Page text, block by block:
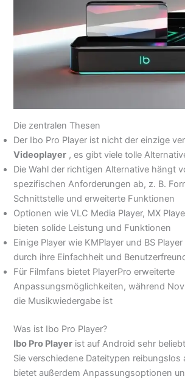
Die zentralen Thesen
Der Ibo Pro Player ist nicht der einzige
Videoplayer , es gibt viele tolle
Die Wahl der richtigen Alternative hängt
spezifischen Anforderungen ab, z. B.
Schnittstelle und erweiterte Funktionen
Optionen wie VLC Media Player, MX
bieten solide Leistung und Funktionen
Einige Player wie KMPlayer und BS
durch ihre Einfachheit und
Für Filmfans bietet PlayerPro erweiterte
Anpassungsmöglichkeiten, während
die Musikwiedergabe ist
Was ist Ibo Pro Player?
Ibo Pro Player ist auf Android sehr
Sie verschiedene Dateitypen reibungslos
bietet außerdem Anpassungsoptionen